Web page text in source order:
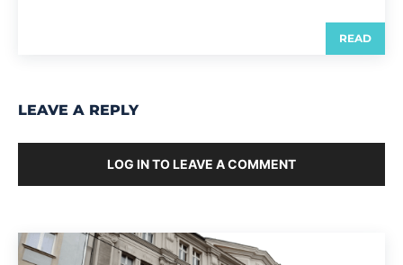
READ
LEAVE A REPLY
LOG IN TO LEAVE A COMMENT